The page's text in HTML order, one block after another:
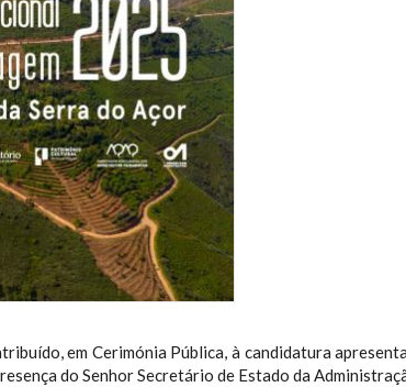
em Cerimónia Pública, à candidatura
do Senhor Secretário de Estado da